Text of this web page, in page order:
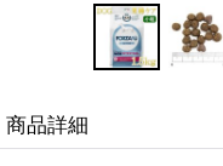
商品詳細